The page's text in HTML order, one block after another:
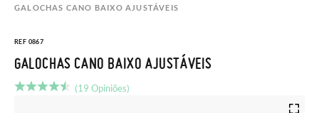
GALOCHAS CANO BAIXO AJUSTÁVEIS
REF 0867
GALOCHAS CANO BAIXO AJUSTÁVEIS
(19 Opiniões)